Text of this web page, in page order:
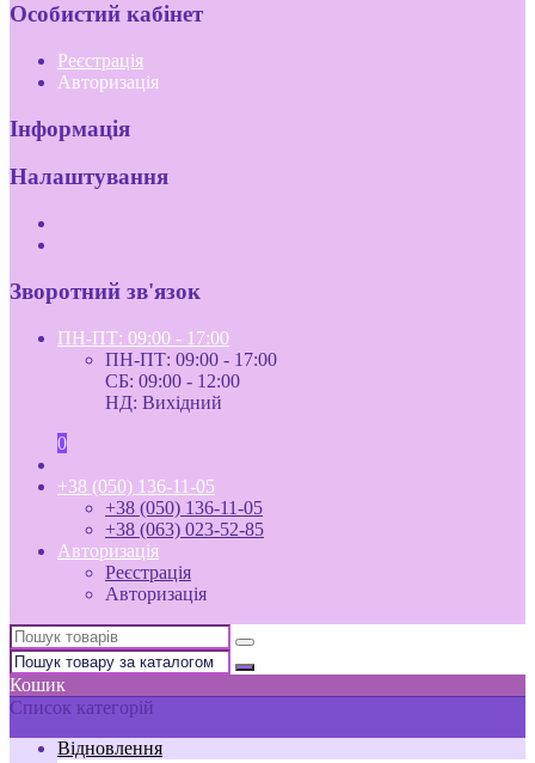
Особистий кабінет
Реєстрація
Авторизація
Інформація
Налаштування
Зворотний зв'язок
ПН-ПТ: 09:00 - 17:00
ПН-ПТ: 09:00 - 17:00
СБ: 09:00 - 12:00
НД: Вихідний
0
+38 (050) 136-11-05
+38 (050) 136-11-05
+38 (063) 023-52-85
Авторизація
Реєстрація
Авторизація
Кошик
Список категорій
Відновлення